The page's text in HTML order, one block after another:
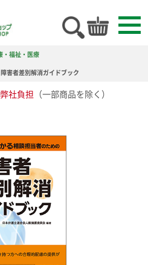
・福祉・医療
害者差別解消ガイドブック
社負担 （一部商品を除く）